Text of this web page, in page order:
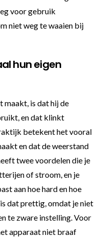
voor gebruik
niet weg te waaien bij
hun eigen
maakt, is dat hij de
en dat klinkt
betekent het vooral
en dat de weerstand
twee voordelen die je
of stroom, en je
aan hoe hard en hoe
dat prettig, omdat je niet
te zware instelling. Voor
apparaat niet braaf